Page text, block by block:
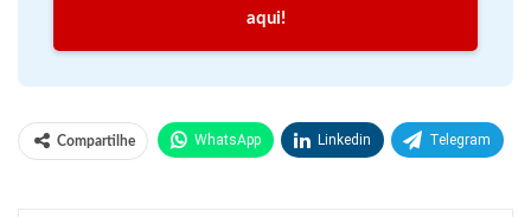
aqui!
Compartilhe WhatsApp Linkedin Telegram